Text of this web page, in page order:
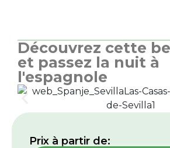
Découvrez cette
et passez la nuit à
l'espagnole
Prix ​​à partir de: